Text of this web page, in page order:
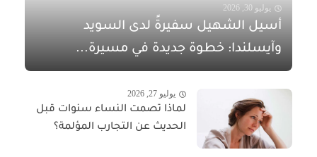
يوليو 30, 2026
أسيل الشهيل سفيرةً لدى السويد
وآيسلندا: خطوة جديدة في مسيرة...
يوليو 27, 2026
لماذا تصمت النساء سنوات قبل
الحديث عن التجارب المؤلمة؟